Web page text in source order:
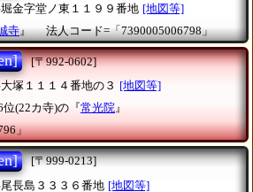
金字堂ノ東１１９９番地 [地図等]
寺』 法人コード=「7390005006798」
[〒992-0602]
塚１１１４番地の３ [地図等]
位(22カ寺)の『常光院』
」
[〒999-0213]
長島３３３６番地 [地図等]